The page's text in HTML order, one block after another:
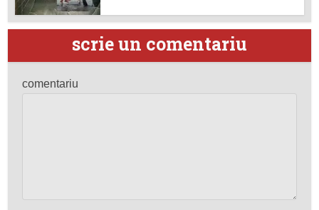
scrie un comentariu
comentariu